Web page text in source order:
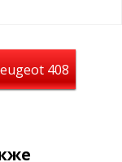
и
408